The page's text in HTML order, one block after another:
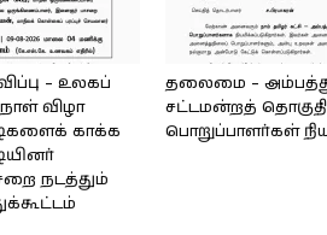
– உலகப்
விழா
காக்க
நடத்தும்
தலைமை –
சட்டமன்றத் தொகுதி
பொறுப்பாளர்கள்